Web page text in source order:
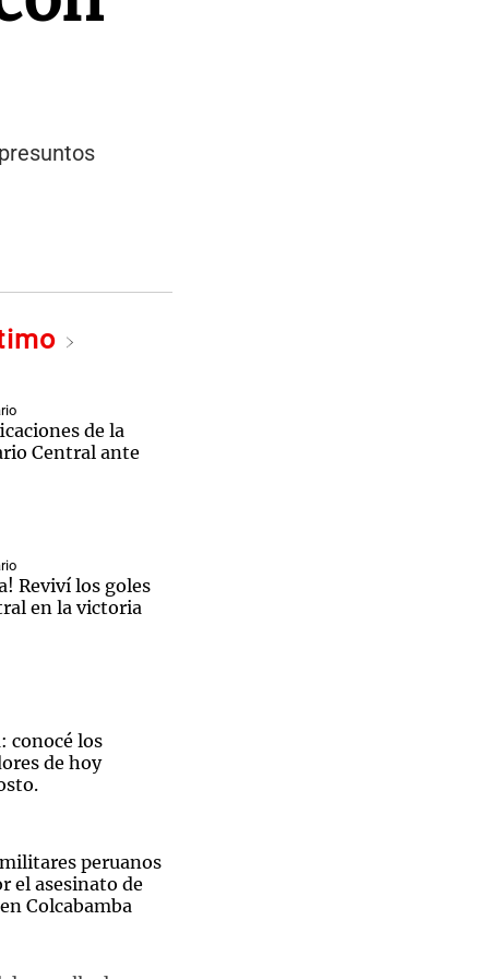
de la
Central ante
Reviví los goles
en la victoria
conocé los
de hoy
peruanos
el asesinato de
Colcabamba